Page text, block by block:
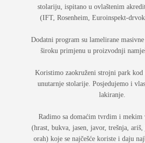
stolariju, ispitano u ovlaštenim
(IFT, Rosenheim, Euroinspekt-
Dodatni program su lamelirane
široku primjenu u proizvodnji
Koristimo zaokruženi strojni park kod
unutarnje stolarije. Posjedujemo i
lakiranje.
Radimo sa domaćim tvrdim i mekim
(hrast, bukva, jasen, javor, trešnja, ariš,
orah) koje se najčešće koriste i daju